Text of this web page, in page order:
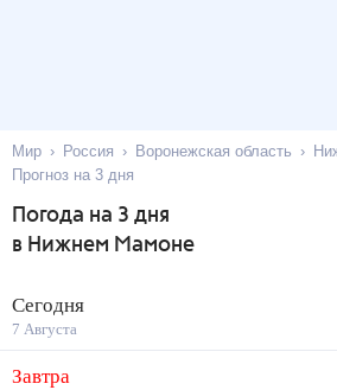
Мир Россия Воронежская область
Прогноз на 3 дня
Погода на 3 дня
в Нижнем Мамоне
Сегодня
7 Августа
Завтра